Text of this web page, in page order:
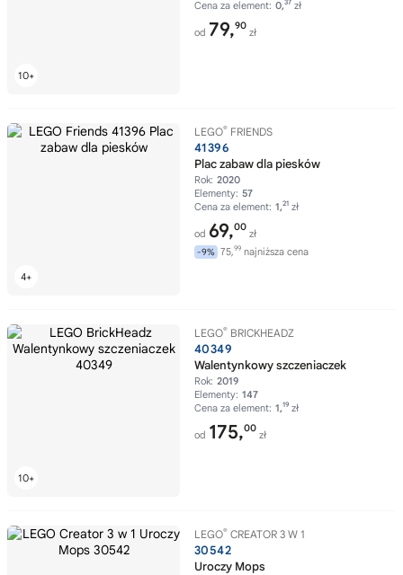
Cena za element: 0,37 zł
od 79,90
zł
LEGO® FRIENDS
41396
Plac zabaw dla piesków
Rok: 2020
Elementy: 57
Cena za element: 1,21 zł
od 69,00
zł
-9% 75,99 najniższa cena
LEGO® BRICKHEADZ
40349
Walentynkowy szczeniaczek
Rok: 2019
Elementy: 147
Cena za element: 1,19 zł
od 175,00
zł
LEGO® CREATOR 3 W 1
30542
Uroczy Mops